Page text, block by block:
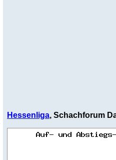
Hessenliga, Schachforum